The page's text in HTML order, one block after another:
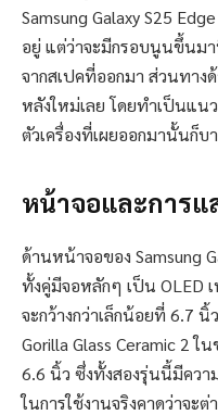
Samsung Galaxy S25
อยู่ แต่ว่าจะมีกรอบนูนขึ้นม
จากสเปคที่ออกมา ส่วนทาง
หลังใหม่เลย โดยทำเป็นแ
ตัวเครื่องที่เผยออกมานั้นก็บ
หน้าจอและการแ
ด้านหน้าจอของ Samsung
ทั้งคู่มีจอหลักๆ เป็น OLED
จะกว้างกว่าเล็กน้อยที่ 6.7 นิ้
Gorilla Glass Ceramic 2
6.6 นิ้ว ซึ่งทั้งสองรุ่นนี้มีควา
ในการใช้งานจริงคาดว่าจะ